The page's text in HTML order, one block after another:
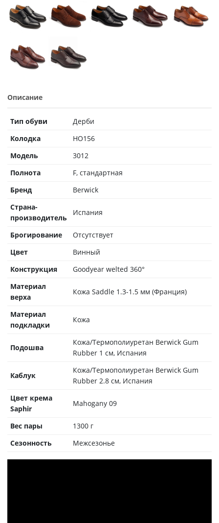
Описание
Тип обуви
Дерби
Колодка
HO156
Модель
3012
Полнота
F, стандартная
Бренд
Berwick
Страна-
производитель
Испания
Брогирование
Отсутствует
Цвет
Винный
Конструкция
Goodyear welted 360°
Материал
верха
Кожа Saddle 1.3-1.5 мм (Франция)
Материал
подкладки
Кожа
Подошва
Кожа/Термополиуретан Berwick Gum
Rubber 1 см, Испания
Каблук
Кожа/Термополиуретан Berwick Gum
Rubber 2.8 см, Испания
Цвет крема
Saphir
Mahogany 09
Вес пары
1300 г
Сезонность
Межсезонье